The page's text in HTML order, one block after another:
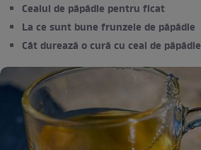
Ceaiul de păpădie pentru ficat
La ce sunt bune frunzele de păpădie
Cât durează o cură cu ceai de păpădie